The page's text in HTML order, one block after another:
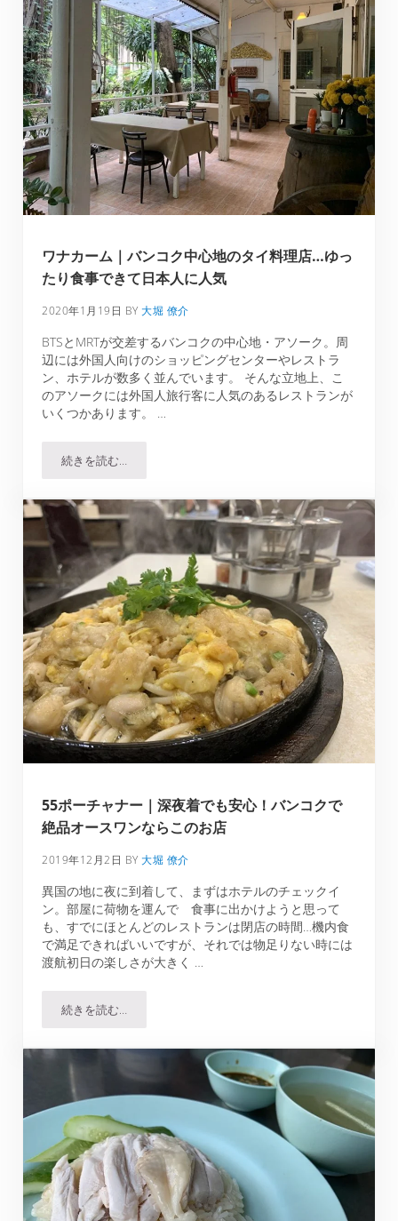
ワナカーム｜バンコク中心地のタイ料理店…ゆっ
たり食事できて日本人に人気
2020年1月19日 BY大堀 僚介
BTSとMRTが交差するバンコクの中心地・アソーク。周
辺には外国人向けのショッピングセンターやレストラ
ン、ホテルが数多く並んでいます。 そんな立地上、こ
のアソークには外国人旅行客に人気のあるレストランが
いくつかあります。 …
続きを読む…ワナカーム｜バンコク中心地のタイ料理店…ゆったり食事
55ポーチャナー｜深夜着でも安心！バンコクで
絶品オースワンならこのお店
2019年12月2日 BY大堀 僚介
異国の地に夜に到着して、まずはホテルのチェックイ
ン。部屋に荷物を運んで 食事に出かけようと思って
も、すでにほとんどのレストランは閉店の時間…機内食
で満足できればいいですが、それでは物足りない時には
渡航初日の楽しさが大きく …
続きを読む…55ポーチャナー｜深夜着でも安心！バンコクで絶品オー